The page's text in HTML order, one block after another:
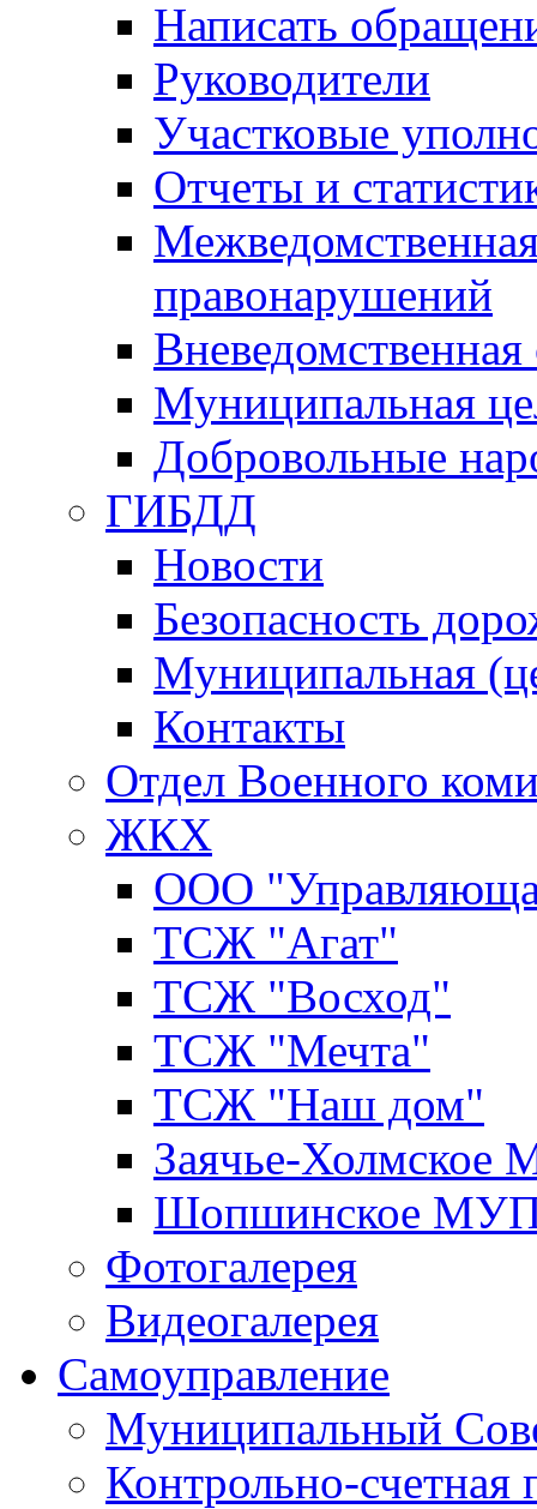
Написать
Руководители
Участковые
Отчеты и
правонарушений
Вневедомственная
Муниципальная
Добровольные
ГИБДД
Новости
Безопасность
Муниципальная
Контакты
Отдел Военного
ЖКХ
ООО
ТСЖ "Агат"
ТСЖ "Восход"
ТСЖ "Мечта"
ТСЖ "Наш дом"
Заячье-
Шопшинское
Фотогалерея
Видеогалерея
Самоуправление
Муниципальный
Контрольно-счетная